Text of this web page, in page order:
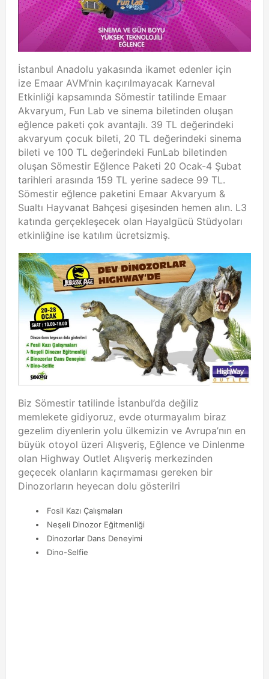
İstanbul Anadolu yakasında ikamet edenler için
ize Emaar AVM’nin kaçırılmayacak Karneval
Etkinliği kapsamında Sömestir tatilinde Emaar
Akvaryum, Fun Lab ve sinema biletinden oluşan
eğlence paketi çok avantajlı. 39 TL değerindeki
akvaryum çocuk bileti, 20 TL değerindeki sinema
bileti ve 100 TL değerindeki FunLab biletinden
oluşan Sömestir Eğlence Paketi 20 Ocak-4 Şubat
tarihleri arasında 159 TL yerine sadece 99 TL.
Sömestir eğlence paketini Emaar Akvaryum &
Sualtı Hayvanat Bahçesi gişesinden hemen alın. L3
katında gerçekleşecek olan Hayalgücü Stüdyoları
etkinliğine ise katılım ücretsizmiş.
Biz Sömestir tatilinde İstanbul’da değiliz
memlekete gidiyoruz, evde oturmayalım biraz
gezelim diyenlerin yolu ülkemizin ve Avrupa’nın en
büyük otoyol üzeri Alışveriş, Eğlence ve Dinlenme
olan Highway Outlet Alışveriş merkezinden
geçecek olanların kaçırmaması gereken bir
Dinozorların heyecan dolu gösterilri
Fosil Kazı Çalışmaları
Neşeli Dinozor Eğitmenliği
Dinozorlar Dans Deneyimi
Dino-Selfie